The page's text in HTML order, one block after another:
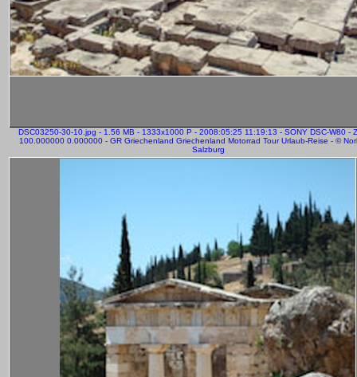
DSC03250-30-10.jpg - 1.56 MB - 1333x1000 P - 2008:05:25 11:19:13 - SONY DSC-W80 -
100.000000 0.000000 - GR Griechenland Griechenland Motorrad Tour Urlaub-Reise - ©
Salzburg